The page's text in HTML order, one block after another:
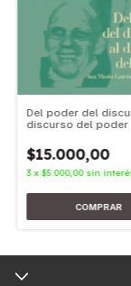
Del poder del
discurso del poder
$15.000,00
3 x $5.000,00 sin